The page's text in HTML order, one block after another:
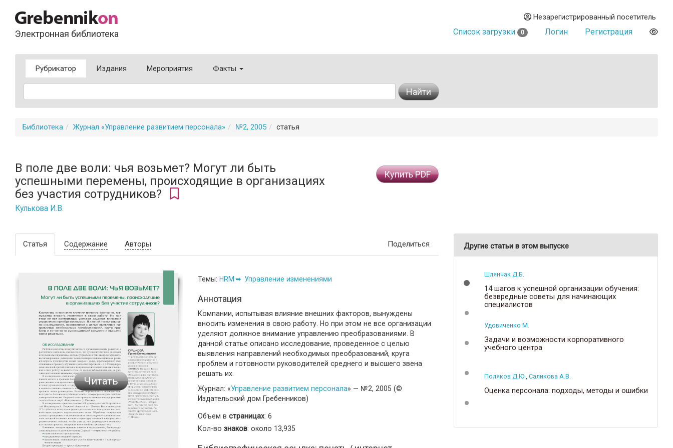
Электронная библиотека
Незарегистрированный посетитель
Список загрузки 0 Логин Регистрация
Рубрикатор Издания Мероприятия Факты
Найти
Библиотека Журнал «Управление развитием персонала» №2, 2005 статья
В поле две воли: чья возьмет? Могут ли быть
успешными перемены, происходящие в организациях
без участия сотрудников?
Кулькова И.В.
Купить PDF
Статья Содержание Авторы Поделиться
Читать
Темы: HRM Управление изменениями
Аннотация
Компании, испытывая влияние внешних факторов, вынуждены
вносить изменения в свою работу. Но при этом не все организации
уделяют должное внимание управлению преобразованиями. В
данной статье описано исследование, проведенное с целью
выявления направлений необходимых преобразований, круга
проблем и готовности руководителей среднего и высшего звена
решать их.
Журнал: «Управление развитием персонала» — №2, 2005 (©
Издательский дом Гребенников)
Объем в страницах: 6
Кол-во знаков: около 13,935
Другие статьи в этом выпуске
Шлянчак Д.Б.
14 шагов к успешной организации обучения:
безвредные советы для начинающих
специалистов
Удовиченко М.
Задачи и возможности корпоративного
учебного центра
Поляков Д.Ю., Саликова А.В.
Оценка персонала: подходы, методы и ошибки